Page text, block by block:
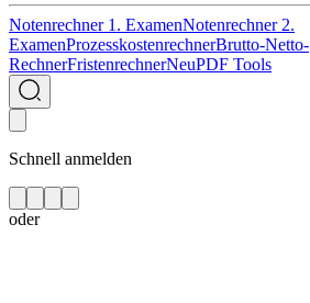
Notenrechner 1. ExamenNotenrechner 2.
ExamenProzesskostenrechnerBrutto-Netto-
RechnerFristenrechnerNeuPDF Tools
Schnell anmelden
oder